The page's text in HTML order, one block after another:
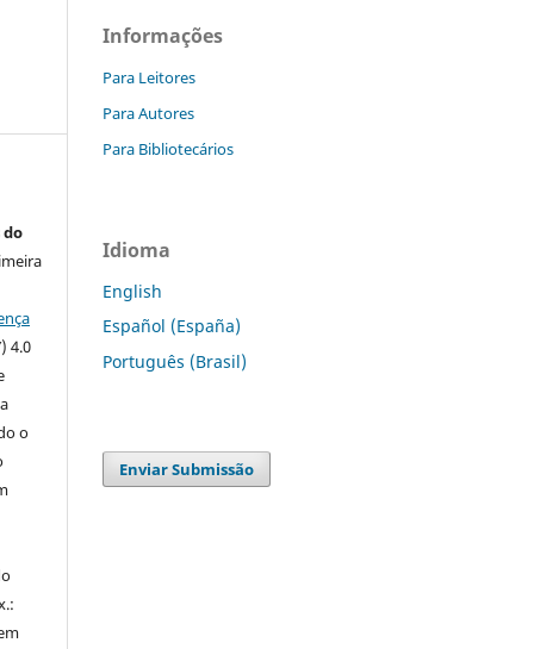
do
4.0
o
Informações
Para Leitores
Para Autores
Para Bibliotecários
Idioma
English
Español (España)
Português (Brasil)
Enviar Submissão